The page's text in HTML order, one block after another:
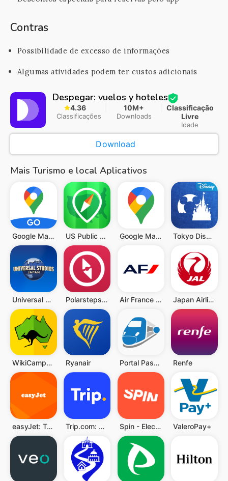
Contras
Possibilidade de excesso de informações
Algumas atividades podem ter custos adicionais
Despegar: vuelos y hoteles
4.36
Classificações
10M+
Downloads
Classificação
Livre
Idade
Download
Mais Turismo e local Aplicativos
Google Maps Go US Public Lands Google Maps Tokyo Disney Resort App
Universal Studios Japan Polarsteps - Travel Tracker Air France - Reservar um voo Japan Airlines
WikiCamps Australia Ryanair Portal Pasażera Renfe
easyJet: Travel App Trip.com: Voos & Hotel Spin - Electric Scooters ValeroPay+